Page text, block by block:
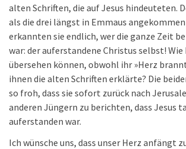
alten Schriften, die auf Jesus hindeuteten.
als die drei längst in Emmaus
erkannten sie endlich, wer die ganze Zeit
war: der auferstandene Christus selbst!
übersehen können, obwohl ihr »Herz
ihnen die alten Schriften erklärte? Die
so froh, dass sie sofort zurück nach
anderen Jüngern zu berichten, dass Jesus
auferstanden war.
Ich wünsche uns, dass unser Herz anfängt